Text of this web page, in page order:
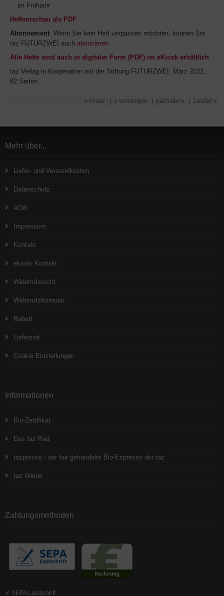
im Frühjahr
Heftvorschau als PDF
Abonnement: Wenn Sie kein Heft verpassen möchten, können Sie
taz FUTURZWEI auch abonnieren
Alle Hefte sind auch in digitaler Form (PDF) im eKiosk erhältlich
taz Verlag in Kooperation mit der Stiftung FUTURZWEI, März 2022,
82 Seiten.
« Erster « vorheriger nächster » Letzter »
Mehr über...
Liefer- und Versandkosten
Datenschutz
AGB
Impressum
Kontakt
ekiosk Kontakt
Widerrufsrecht
Widerrufsformular
Rabatt
Lieferzeit
Cookie Einstellungen
Informationen
Bio-Zertifikat
Das taz Rad
tazpresso - der fair gehandelte Bio-Espresso der taz
taz Weine
Zahlungsmethoden
✔ SEPA Lastschrift